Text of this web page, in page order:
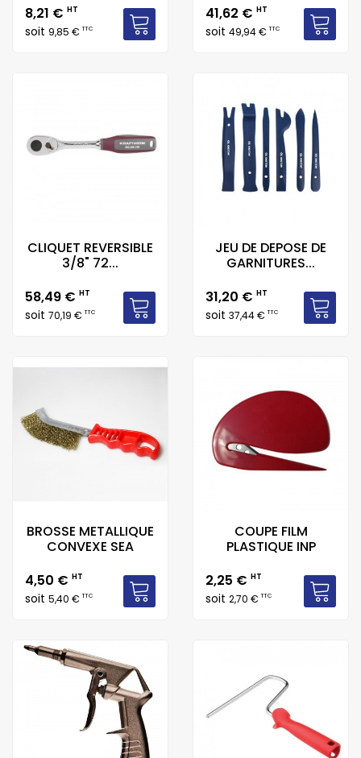
Prix
8,21 € HT
soit 9,85 €TTC
Prix
41,62 € HT
soit 49,94 €TTC
CLIQUET REVERSIBLE
3/8" 72...
Prix
58,49 € HT
soit 70,19 €TTC
JEU DE DEPOSE DE
GARNITURES...
Prix
31,20 € HT
soit 37,44 €TTC
BROSSE METALLIQUE
CONVEXE SEA
Prix
4,50 € HT
soit 5,40 €TTC
COUPE FILM
PLASTIQUE INP
Prix
2,25 € HT
soit 2,70 €TTC